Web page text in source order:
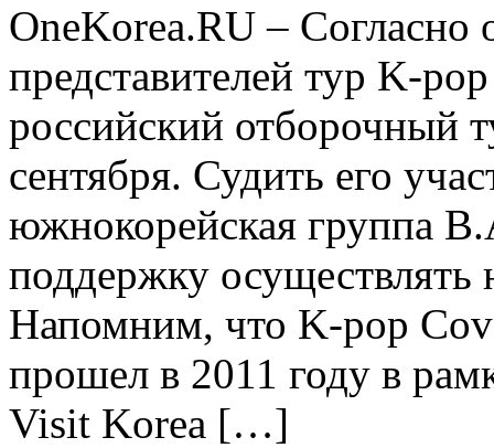
OneKorea.RU –
представителей тур K-
российский отборочный
сентября. Судить его
южнокорейская группа
поддержку
Напомним, что K-pop
прошел в 2011 году в
Visit Korea […]